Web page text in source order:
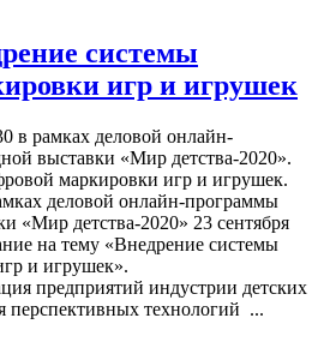
системы
игр и игрушек
в рамках деловой онлайн-
выставки «Мир детства-2020».
маркировки игр и игрушек.
деловой онлайн-программы
«Мир детства-2020» 23 сентября
на тему «Внедрение системы
и игрушек».
предприятий индустрии детских
перспективных технологий ...